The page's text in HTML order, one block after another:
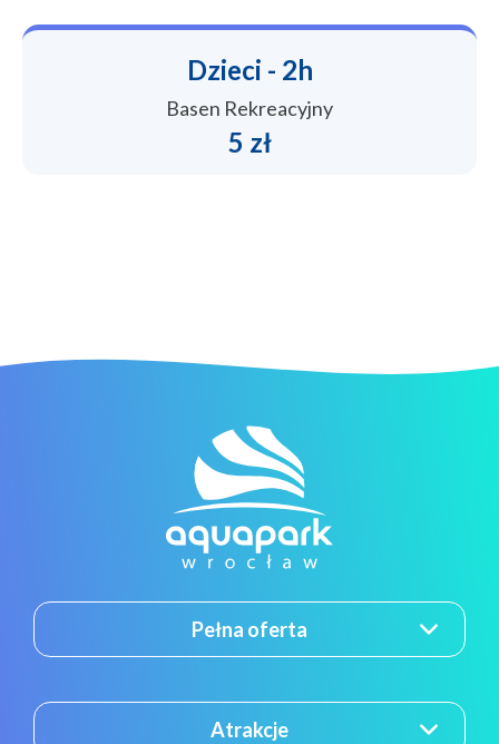
Dzieci - 2h
Basen Rekreacyjny
5 zł
Pełna oferta
Atrakcje